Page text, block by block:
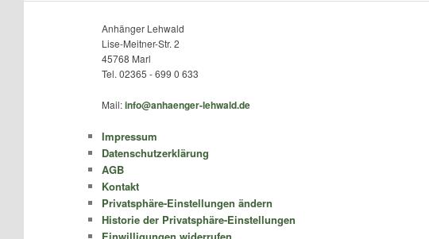
Anhänger Lehwald
Lise-Meitner-Str. 2
45768 Marl
Tel. 02365 - 699 0 633
Mail:info@anhaenger-lehwald.de
Impressum
Datenschutzerklärung
AGB
Kontakt
Privatsphäre-Einstellungen ändern
Historie der Privatsphäre-Einstellungen